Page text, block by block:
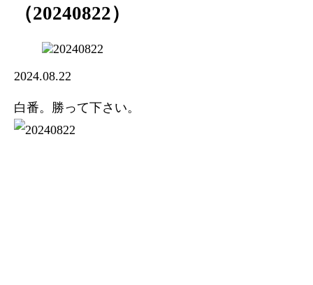
（20240822）
2024.08.22
白番。勝って下さい。